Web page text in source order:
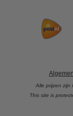
Alle prijzen zijn
This site is